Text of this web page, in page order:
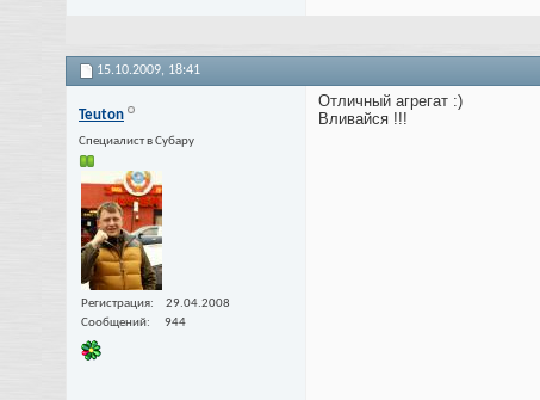
15.10.2009, 18:41
Teuton
Специалист в Субару
Регистрация
29.04.2008
Сообщений
944
Отличный агрегат :)
Вливайся !!!